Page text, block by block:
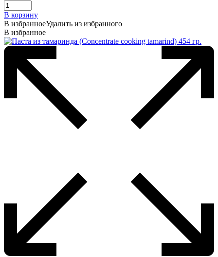
В корзину
В избранноеУдалить из избранного
В избранное